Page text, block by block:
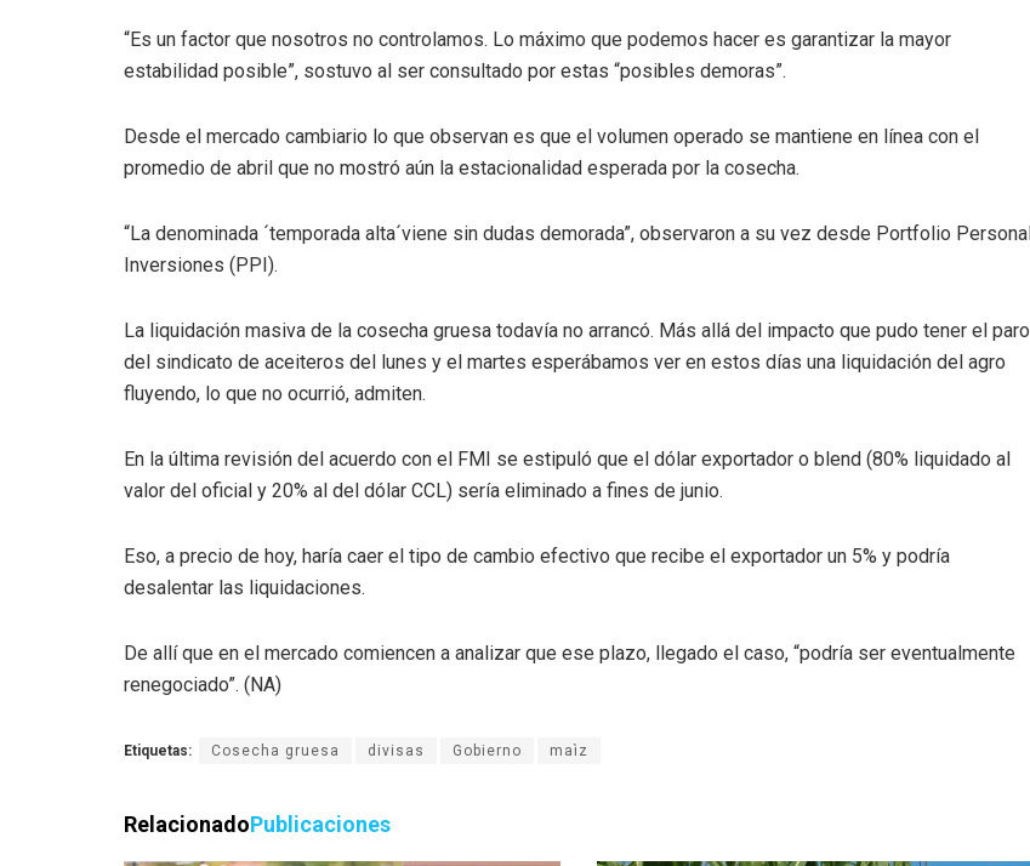
“Es un factor que nosotros no controlamos. Lo máximo que podemos hacer es garantizar la mayor
estabilidad posible”, sostuvo al ser consultado por estas “posibles demoras”.
Desde el mercado cambiario lo que observan es que el volumen operado se mantiene en línea con el
promedio de abril que no mostró aún la estacionalidad esperada por la cosecha.
“La denominada ´temporada alta´viene sin dudas demorada”, observaron a su vez desde Portfolio Personal
Inversiones (PPI).
La liquidación masiva de la cosecha gruesa todavía no arrancó. Más allá del impacto que pudo tener el paro
del sindicato de aceiteros del lunes y el martes esperábamos ver en estos días una liquidación del agro
fluyendo, lo que no ocurrió, admiten.
En la última revisión del acuerdo con el FMI se estipuló que el dólar exportador o blend (80% liquidado al
valor del oficial y 20% al del dólar CCL) sería eliminado a fines de junio.
Eso, a precio de hoy, haría caer el tipo de cambio efectivo que recibe el exportador un 5% y podría
desalentar las liquidaciones.
De allí que en el mercado comiencen a analizar que ese plazo, llegado el caso, “podría ser eventualmente
renegociado”. (NA)
Etiquetas: Cosecha gruesa divisas Gobierno maìz
RelacionadoPublicaciones